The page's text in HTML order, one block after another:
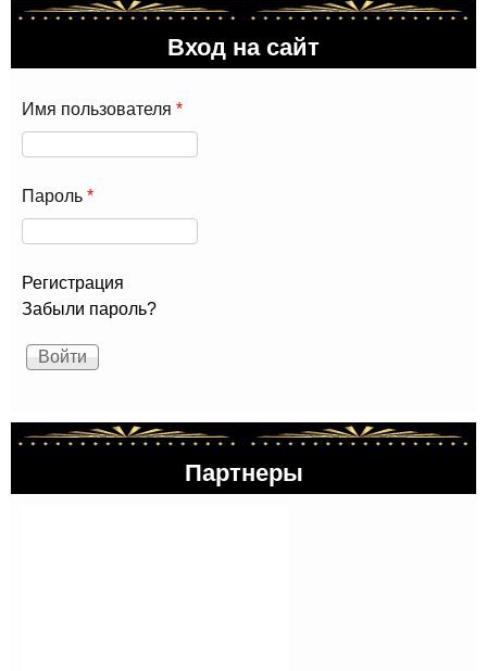
Вход на сайт
Имя пользователя *
Пароль *
Регистрация
Забыли пароль?
Партнеры